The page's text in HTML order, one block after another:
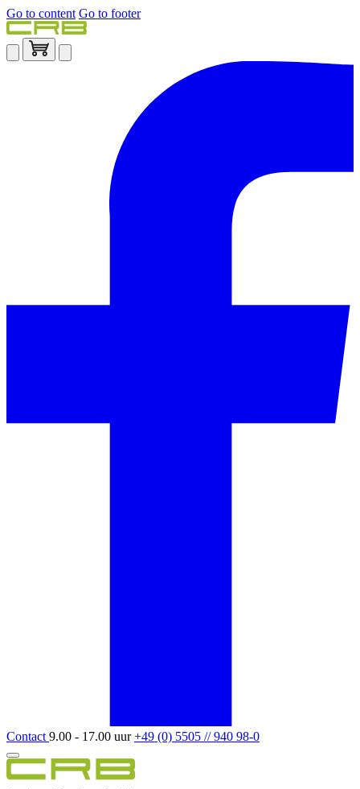
Go to content Go to footer
Contact 9.00 - 17.00 uur+49 (0) 5505 // 940 98-0